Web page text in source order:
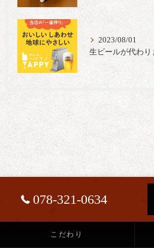
2023/08/01
生ビールが代わり
078-321-0634
こだわり